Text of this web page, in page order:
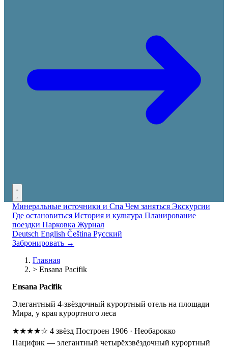
Минеральные источники и Спа Чем заняться Экскурсии
Где остановиться История и культура Планирование
поездки Парковка Журнал
Deutsch English Čeština Русский
Забронировать →
Главная
> Ensana Pacifik
Ensana Pacifik
Элегантный 4-звёздочный курортный отель на площади
Мира, у края курортного леса
★★★★☆ 4 звёзд Построен 1906 · Необарокко
Пацифик — элегантный четырёхзвёздочный курортный